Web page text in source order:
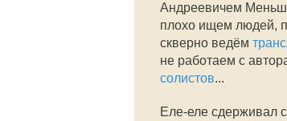
Андреевичем
плохо ищем людей,
скверно ведём
не работаем с
солистов...
Еле-еле сдерживал